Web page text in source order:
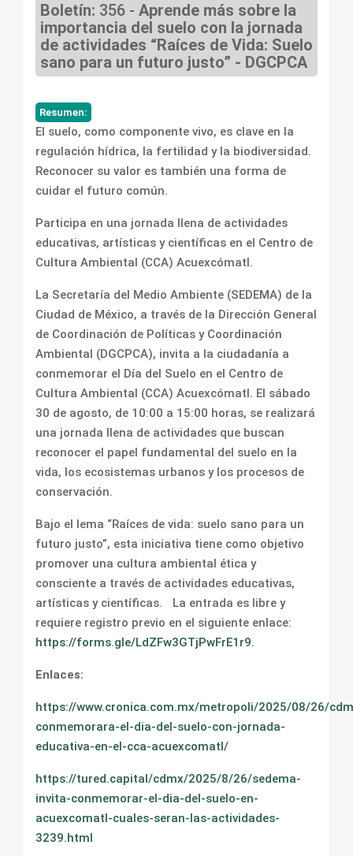
Boletín: 356 - Aprende más sobre la
importancia del suelo con la jornada
de actividades “Raíces de Vida: Suelo
sano para un futuro justo” - DGCPCA
Resumen:
El suelo, como componente vivo, es clave en la
regulación hídrica, la fertilidad y la biodiversidad.
Reconocer su valor es también una forma de
cuidar el futuro común.
Participa en una jornada llena de actividades
educativas, artísticas y científicas en el Centro de
Cultura Ambiental (CCA) Acuexcómatl.
La Secretaría del Medio Ambiente (SEDEMA) de la
Ciudad de México, a través de la Dirección General
de Coordinación de Políticas y Coordinación
Ambiental (DGCPCA), invita a la ciudadanía a
conmemorar el Día del Suelo en el Centro de
Cultura Ambiental (CCA) Acuexcómatl. El sábado
30 de agosto, de 10:00 a 15:00 horas, se realizará
una jornada llena de actividades que buscan
reconocer el papel fundamental del suelo en la
vida, los ecosistemas urbanos y los procesos de
conservación.
Bajo el lema “Raíces de vida: suelo sano para un
futuro justo”, esta iniciativa tiene como objetivo
promover una cultura ambiental ética y
consciente a través de actividades educativas,
artísticas y científicas. La entrada es libre y
requiere registro previo en el siguiente enlace:
https://forms.gle/LdZFw3GTjPwFrE1r9.
Enlaces:
https://www.cronica.com.mx/metropoli/2025/08/26/
conmemorara-el-dia-del-suelo-con-jornada-
educativa-en-el-cca-acuexcomatl/
https://tured.capital/cdmx/2025/8/26/sedema-
invita-conmemorar-el-dia-del-suelo-en-
acuexcomatl-cuales-seran-las-actividades-
3239.html